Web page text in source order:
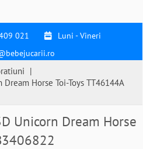
021
Luni - Vineri
|
Horse Toi-Toys TT46144A
Unicorn Dream Horse